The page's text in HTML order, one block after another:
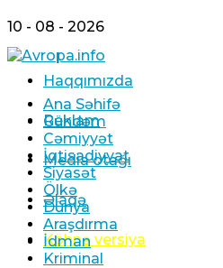
10 - 08 - 2026
Haqqımızda
Reklam
Media otağı
Əlaqə
Köhnə versiya
Ana Səhifə
Gündəm
Cəmiyyət
İqtisadiyyat
Siyasət
Ölkə
Dünya
Araşdırma
İdman
Kriminal